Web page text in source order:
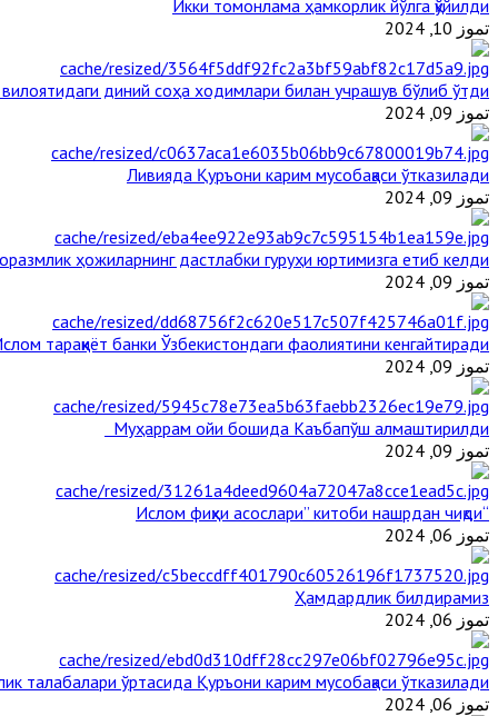
Икки томонлама ҳамкорлик йўлга қўйилди
تموز 10, 2024
диний соҳа ходимлари билан учрашув бўлиб ўтди
تموز 09, 2024
Ливияда Қуръони карим мусобақаси ўтказилади
تموز 09, 2024
ҳожиларнинг дастлабки гуруҳи юртимизга етиб келди
تموز 09, 2024
тараққиёт банки Ўзбекистондаги фаолиятини кенгайтиради
تموز 09, 2024
Муҳаррам ойи бошида Каъбапўш алмаштирилди
تموز 09, 2024
“Ислом фиқҳи асослари” китоби нашрдан чиқди
تموز 06, 2024
Ҳамдардлик билдирамиз
تموز 06, 2024
талабалари ўртасида Қуръони карим мусобақаси ўтказилади
تموز 06, 2024